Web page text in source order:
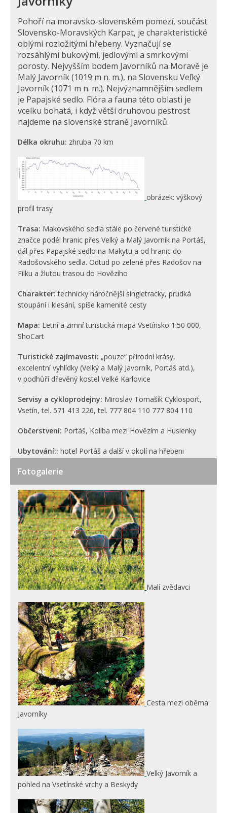
Pohoří na moravsko-slovenském pomezí, součást
Slovensko-Moravských Karpat, je charakteristické
oblými rozložitými hřebeny. Vyznačují se
rozsáhlými bukovými, jedlovými a smrkovými
porosty. Nejvyšším bodem Javorníků na Moravě je
Malý Javorník (1019 m n. m.), na Slovensku Veľký
Javorník (1071 m n. m.). Nejvýznamnějším sedlem
je Papajské sedlo. Flóra a fauna této oblasti je
vcelku bohatá, i když větší druhovou pestrost
najdeme na slovenské straně Javorníků.
Délka okruhu: zhruba 70 km
obrázek: výškový
profil trasy
Trasa: Makovského sedla stále po červené turistické
značce podél hranic přes Velký a Malý Javorník na Portáš,
dál přes Papajské sedlo na Makytu a od hranic do
Radošovského sedla. Odtud po zelené přes Radošov na
Filku a žlutou trasou do Hovězího
Charakter: technicky náročnější singletracky, prudká
stoupání i klesání, spíše kamenité cesty
Mapa: Letní a zimní turistická mapa Vsetínsko 1:50 000,
ShoCart
Turistické zajímavosti: „pouze“ přírodní krásy,
excelentní vyhlídky (Velký a Malý Javorník, Portáš atd.),
v podhůří dřevěný kostel Velké Karlovice
Servisy a cykloprodejny: Miroslav Tomašík Cyklosport,
Vsetín, tel. 571 413 226, tel. 777 804 110 7­77 804 110
Občerstvení: Portáš, Koliba mezi Hovězím a Huslenky
Ubytování:: hotel Portáš a další v okolí na hřebeni
Fotogalerie
Malí zvědavci
Cesta mezi oběma
Javorníky
Velký Javorník a
pohled na Vsetínské vrchy a Beskydy